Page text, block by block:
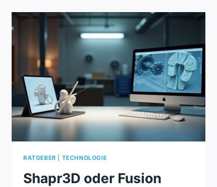
SOFTWARE
FÜR
DEIN
PROJEKT
RATGEBER TECHNOLOGIE
Shapr3D oder Fusion